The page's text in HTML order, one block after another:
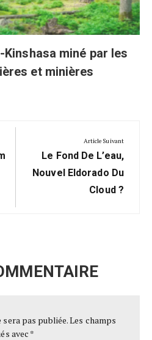
miné par les
et minières
Article Suivant
Next
Post:
Le Fond De L’eau,
Nouvel Eldorado Du
Cloud ?
pas publiée.Les champs
avec *